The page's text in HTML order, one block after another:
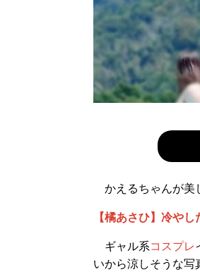
かえるちゃんが美
【橘あさひ】冷やし
ギャル系コスプレ
いから涼しそうな写